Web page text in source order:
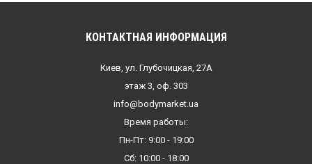
КОНТАКТНАЯ ИНФОРМАЦИЯ
Киев, ул. Глубочицкая, 27А
этаж 3, оф. 303
info@bodymarket.ua
Время работы:
Пн-Пт: 9:00 - 19:00
Сб: 10:00 - 18:00